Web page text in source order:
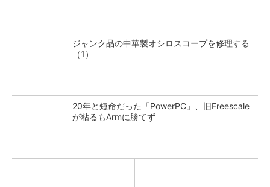
ジャンク品の中華製オシロスコープを修理する
（1）
20年と短命だった「PowerPC」、旧Freescale
が粘るもArmに勝てず